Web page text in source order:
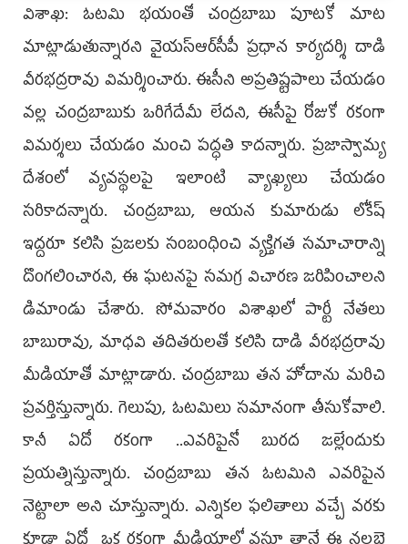
విశాఖ: ఓటమి భయంతో చంద్రబాబు పూటకో మాట
మాట్లాడుతున్నారని వైయస్‌ఆర్‌సీపీ ప్రధాన కార్యదర్శి దాడి
వీరభద్రరావు విమర్శించారు. ఈసీని అప్రతిష్టపాలు చేయడం
వల్ల చంద్రబాబుకు ఒరిగేదేమీ లేదని, ఈసీపై రోజుకో రకంగా
విమర్శలు చేయడం మంచి పద్ధతి కాదన్నారు. ప్రజాస్వామ్య
దేశంలో వ్యవస్థలపై ఇలాంటి వ్యాఖ్యలు చేయడం
సరికాదన్నారు. చంద్రబాబు, ఆయన కుమారుడు లోకేష్‌
ఇద్దరూ కలిసి ప్రజలకు సంబంధించి వ్యక్తిగత సమాచారాన్ని
దొంగలించారని, ఈ ఘటనపై సమగ్ర విచారణ జరిపించాలని
డిమాండు చేశారు. సోమవారం విశాఖలో పార్టీ నేతలు
బాబురావు, మాధవి తదితరులతో కలిసి దాడి వీరభద్రరావు
మీడియాతో మాట్లాడారు. చంద్రబాబు తన హోదాను మరిచి
ప్రవర్తిస్తున్నారు. గెలుపు, ఓటమిలు సమానంగా తీసుకోవాలి.
కానీ ఏదో రకంగా ..ఎవరిపైనో బురద జల్లేందుకు
ప్రయత్నిస్తున్నారు. చంద్రబాబు తన ఓటమిని ఎవరిపైన
నెట్టాలా అని చూస్తున్నారు. ఎన్నికల ఫలితాలు వచ్చే వరకు